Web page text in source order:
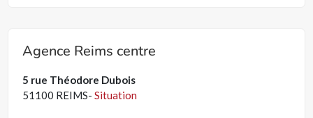
Agence Reims centre
5 rue Théodore Dubois
51100 REIMS-Situation